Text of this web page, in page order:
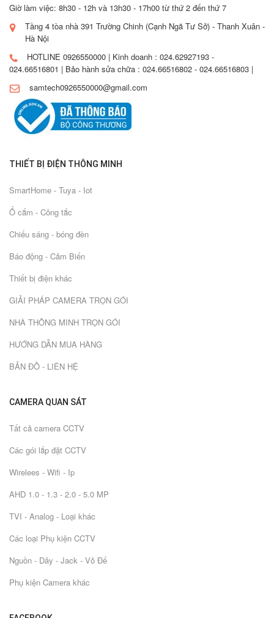
Giờ làm việc: 8h30 - 12h và 13h30 - 17h00 từ thứ 2 đến thứ 7
Tầng 4 tòa nhà 391 Trường Chinh (Cạnh Ngã Tư Sở) - Thanh Xuân -
Hà Nội
HOTLINE 0926550000 | Kinh doanh : 024.62927193 -
024.66516801 | Bảo hành sửa chữa : 024.66516802 - 024.66516803 |
samtech0926550000@gmail.com
THIẾT BỊ ĐIỆN THÔNG MINH
SmartHome - Tuya - Iot
Ổ cắm - Công tắc
Chiếu sáng - bóng đèn
Báo động - Cảm Biến
Thiết bị điện khác
GIẢI PHÁP CAMERA TRỌN GÓI
NHÀ THÔNG MINH TRỌN GÓI
HƯỚNG DẪN MUA HÀNG
BẢN ĐỒ - LIÊN HỆ
CAMERA QUAN SÁT
Tất cả camera CCTV
Các gói lắp đặt CCTV
Wirelees - Wifi - Ip
AHD 1.0 - 1.3 - 2.0 - 5.0 MP
TVI - Analog - Loại khác
Các loại Phụ kiện CCTV
Nguồn - Dây - Jack - Vỏ Đế
Phụ kiện Camera khác